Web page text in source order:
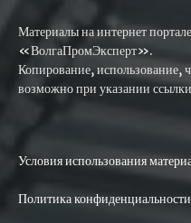
Материалы на интернет
«ВолгаПромЭксперт».
Копирование, использование,
возможно при указании
Условия использования
Политика